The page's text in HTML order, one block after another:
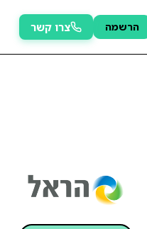
הרשמה צרו קשר